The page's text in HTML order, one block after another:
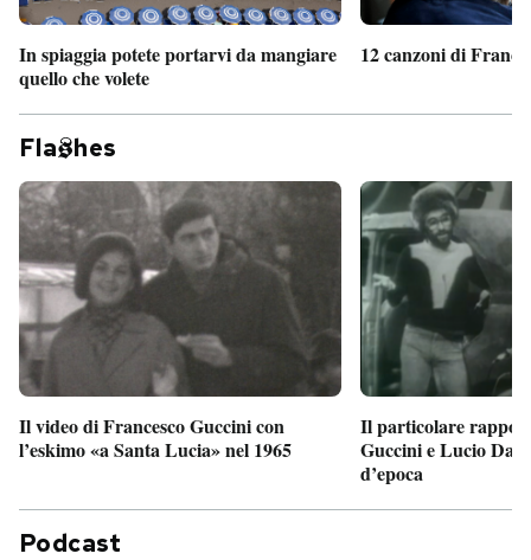
In spiaggia potete portarvi da mangiare
quello che volete
12 canzoni di
Fla hes
Il video di Francesco Guccini con
l’eskimo «a Santa Lucia» nel 1965
Il particolare
Guccini e Lucio
d’epoca
Podcast